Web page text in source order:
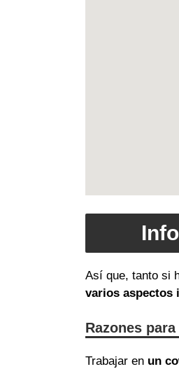
Así que, tanto si
varios aspectos
Razones
Trabajar en un